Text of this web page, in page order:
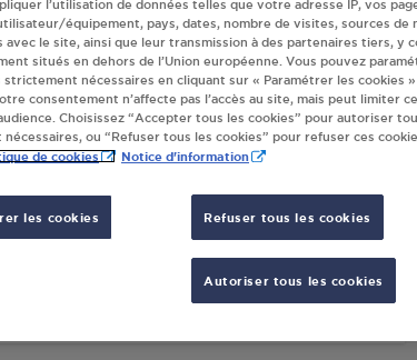
GRAMONT
VICHY
S'Y RENDRE
- CARFUEL VICHY
DES AILES
S'Y RENDRE
l’utilisation de données telles que votre adresse IP, vos
équipement, pays, dates, nombre de visites, sources de
avec le site, ainsi que leur transmission à des partenaires tiers, y
situés en dehors de l’Union européenne. Vous pouvez
strictement nécessaires en cliquant sur « Paramétrer les cookies
consentement n’affecte pas l’accès au site, mais peut limiter
Choisissez “Accepter tous les cookies” pour autoriser
ou “Refuser tous les cookies” pour refuser ces
de cookies Notice d'information
les cookies Refuser tous les cookies
Autoriser tous les cookies